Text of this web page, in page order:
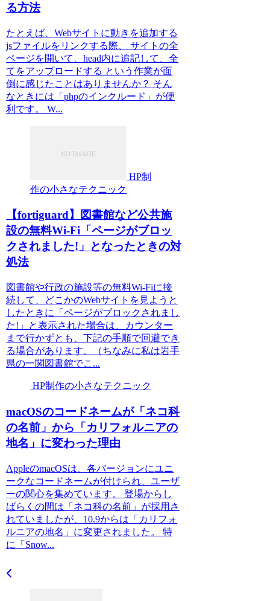
る方法
たとえば、Webサイトに動きを追加する
jsファイルをリンクする際、 サイトの全
ページを開いて、head内に追記して、全
てをアップロードする という作業が面
倒に感じたことはありませんか？ そん
なときには「phpのインクルード」が便
利です。 W...
HP制
作の小さなテクニック
【fortiguard】図書館など公共施
設の無料Wi-Fi「ページがブロッ
クされました!」となったときの対
処法
図書館や行政の施設等の無料Wi-Fiに接
続して、どこかのWebサイトを見ようと
したときに「ページがブロックされまし
た!」と表示された場合は、カウンター
まで行かずとも、下記の手順で回避でき
る場合があります。（ちなみに私は岩手
県の一関図書館でこ...
HP制作の小さなテクニック
macOSのコードネームが「ネコ科
の名前」から「カリフォルニアの
地名」に変わった理由
AppleのmacOSは、各バージョンにユニ
ークなコードネームが付けられ、ユーザ
ーの関心を集めています。 登場からし
ばらくの間は「ネコ科の名前」が採用さ
れていましたが、10.9からは「カリフォ
ルニアの地名」に変更されました。 特
に「Snow...